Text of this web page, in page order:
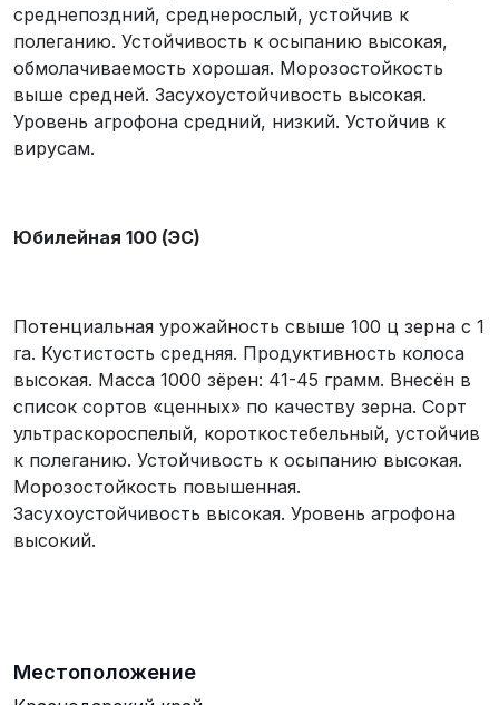
среднепоздний, среднерослый, устойчив к
полеганию. Устойчивость к осыпанию высокая,
обмолачиваемость хорошая. Морозостойкость
выше средней. Засухоустойчивость высокая.
Уровень агрофона средний, низкий. Устойчив к
вирусам.
Юбилейная 100 (ЭС)
Потенциальная урожайность свыше 100 ц зерна с 1
га. Кустистость средняя. Продуктивность колоса
высокая. Масса 1000 зёрен: 41-45 грамм. Внесён в
список сортов «ценных» по качеству зерна. Сорт
ультраскороспелый, короткостебельный, устойчив
к полеганию. Устойчивость к осыпанию высокая.
Морозостойкость повышенная.
Засухоустойчивость высокая. Уровень агрофона
высокий.
Местоположение